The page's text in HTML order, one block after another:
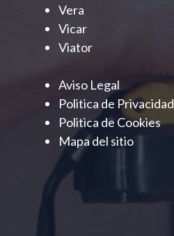
Vera
Vicar
Viator
Aviso Legal
Politica de Privacidad
Politica de Cookies
Mapa del sitio